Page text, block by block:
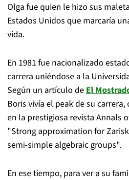
Olga fue quien le hizo sus
Estados Unidos que marcaría
vida.
En 1981 fue nacionalizado
carrera uniéndose a la
Según un artículo deEl
Boris vivía el peak de su
en la prestigiosa revista Annals
"Strong approximation for
semi-simple algebraic groups".
En ese tiempo, para ver a su